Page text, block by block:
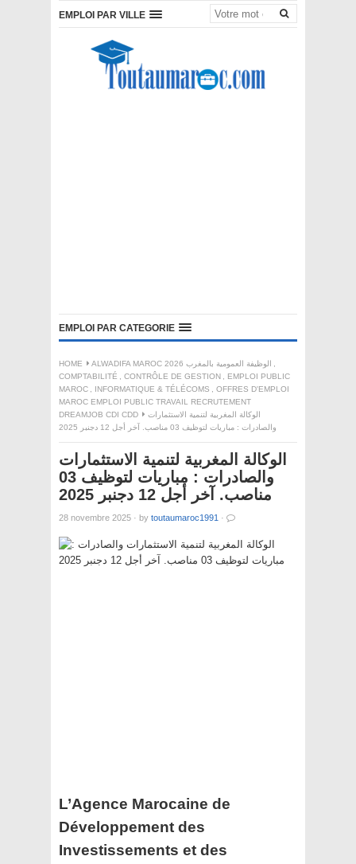
EMPLOI PAR VILLE
EMPLOI PAR CATEGORIE
HOME ALWADIFA MAROC 2026 الوظيفة العمومية بالمغرب
,
COMPTABILITÉ , CONTRÔLE DE GESTION , EMPLOI PUBLIC
MAROC , INFORMATIQUE & TÉLÉCOMS , OFFRES D'EMPLOI
MAROC EMPLOI PUBLIC TRAVAIL RECRUTEMENT
DREAMJOB CDI CDD
الوكالة المغربية لتنمية الاستثمارات
والصادرات : مباريات لتوظيف 03 مناصب. آخر أجل 12 دجنبر 2025
الوكالة المغربية لتنمية الاستثمارات
والصادرات : مباريات لتوظيف 03
مناصب. آخر أجل 12 دجنبر 2025
28 novembre 2025 · by toutaumaroc1991 ·
L’Agence Marocaine de
Développement des
Investissements et des